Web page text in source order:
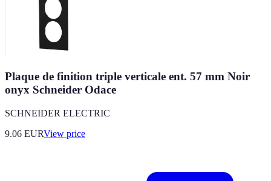
Plaque de finition triple verticale ent. 57 mm Noir
onyx Schneider Odace
SCHNEIDER ELECTRIC
9.06 EURView price